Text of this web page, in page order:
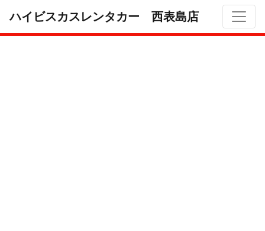
ハイビスカスレンタカー 西表島店